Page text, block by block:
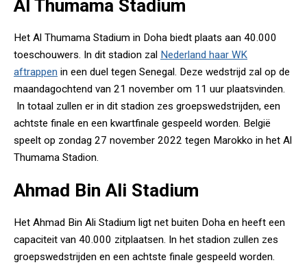
Al Thumama Stadium
Het Al Thumama Stadium in Doha biedt plaats aan 40.000
toeschouwers. In dit stadion zal Nederland haar WK
aftrappen in een duel tegen Senegal. Deze wedstrijd zal op de
maandagochtend van 21 november om 11 uur plaatsvinden.
In totaal zullen er in dit stadion zes groepswedstrijden, een
achtste finale en een kwartfinale gespeeld worden. België
speelt op zondag 27 november 2022 tegen Marokko in het Al
Thumama Stadion.
Ahmad Bin Ali Stadium
Het Ahmad Bin Ali Stadium ligt net buiten Doha en heeft een
capaciteit van 40.000 zitplaatsen. In het stadion zullen zes
groepswedstrijden en een achtste finale gespeeld worden.